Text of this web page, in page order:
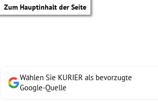
Zum Hauptinhalt der Seite
Wählen Sie KURIER als bevorzugte
Google-Quelle